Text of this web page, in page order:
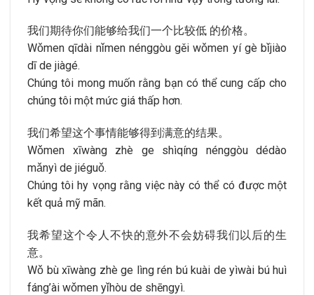
我们期待你们能够给我们一个比较低 的价格。
Wǒmen qīdài nǐmen nénggòu gěi wǒmen yí gè bǐjiào
dī de jiàgé.
Chúng tôi mong muốn rằng bạn có thể cung cấp cho
chúng tôi một mức giá thấp hơn.
我们希望这个事情能够得到满意的结果。
Wǒmen xīwàng zhè ge shìqíng nénggòu dédào
mǎnyì de jiéguǒ.
Chúng tôi hy vọng rằng việc này có thể có được một
kết quả mỹ mãn.
我希望这个令人不快的意外不会妨碍我们以后的生
意。
Wǒ bù xīwàng zhè ge lìng rén bú kuài de yìwài bú huì
fáng’ài wǒmen yǐhòu de shēngyì.